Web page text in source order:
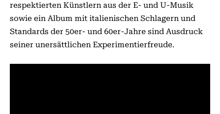
respektierten Künstlern aus der E- und U-Musik
sowie ein Album mit italienischen Schlagern und
Standards der 50er- und 60er-Jahre sind Ausdruck
seiner unersättlichen Experimentierfreude.